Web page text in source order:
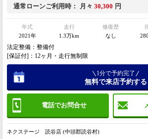
通常ローンご利用時 月々 30,300 円
年式
2021年
走行
1.3万km
修復歴
なし
法定整備：整備付
[保証付]：12ヶ月・走行無制限
電話でお問合せ
1分で予約完了
無料で来店予約する
ネクステージ 読谷店 (中頭郡読谷村)